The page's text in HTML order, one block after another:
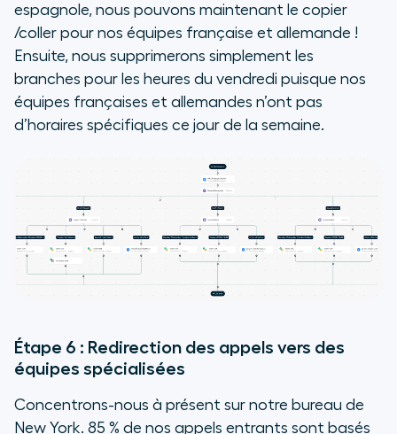
espagnole, nous pouvons maintenant le copier
/coller pour nos équipes française et allemande !
Ensuite, nous supprimerons simplement les
branches pour les heures du vendredi puisque nos
équipes françaises et allemandes n’ont pas
d’horaires spécifiques ce jour de la semaine.
Étape 6 : Redirection des appels vers des
équipes spécialisées
Concentrons-nous à présent sur notre bureau de
New York. 85 % de nos appels entrants sont basés